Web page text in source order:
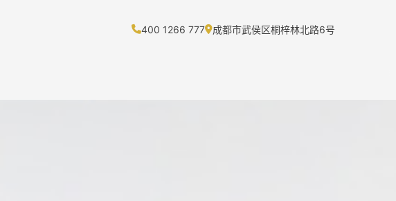
400 1266 777 成都市武侯区桐梓林北路6号